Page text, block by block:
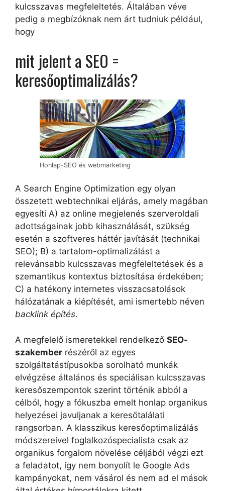
kulcsszavas megfeleltetés. Általában véve
pedig a megbízóknak nem árt tudniuk például,
hogy
mit jelent a SEO =
keresőoptimalizálás?
Honlap-SEO és webmarketing
A Search Engine Optimization egy olyan
összetett webtechnikai eljárás, amely magában
egyesíti A) az online megjelenés szerveroldali
adottságainak jobb kihasználását, szükség
esetén a szoftveres háttér javítását (technikai
SEO); B) a tartalom-optimalizálást a
relevánsabb kulcsszavas megfeleltetések és a
szemantikus kontextus biztosítása érdekében;
C) a hatékony internetes visszacsatolások
hálózatának a kiépítését, ami ismertebb néven
backlink építés.
A megfelelő ismeretekkel rendelkező SEO-
szakember részéről az egyes
szolgáltatástípusokba sorolható munkák
elvégzése általános és speciálisan kulcsszavas
keresőszempontok szerint történik abból a
célból, hogy a fókuszba emelt honlap organikus
helyezései javuljanak a keresőtalálati
rangsorban. A klasszikus keresőoptimalizálás
módszereivel foglalkozóspecialista csak az
organikus forgalom növelése céljából végzi ezt
a feladatot, így nem bonyolít le Google Ads
kampányokat, nem vásárol és nem ad el mások